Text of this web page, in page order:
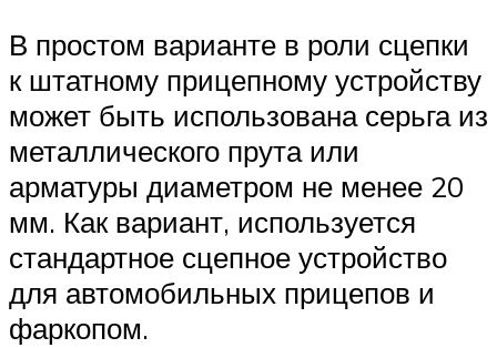
В простом варианте в роли сцепки
к штатному прицепному устройству
может быть использована серьга из
металлического прута или
арматуры диаметром не менее 20
мм. Как вариант, используется
стандартное сцепное устройство
для автомобильных прицепов и
фаркопом.